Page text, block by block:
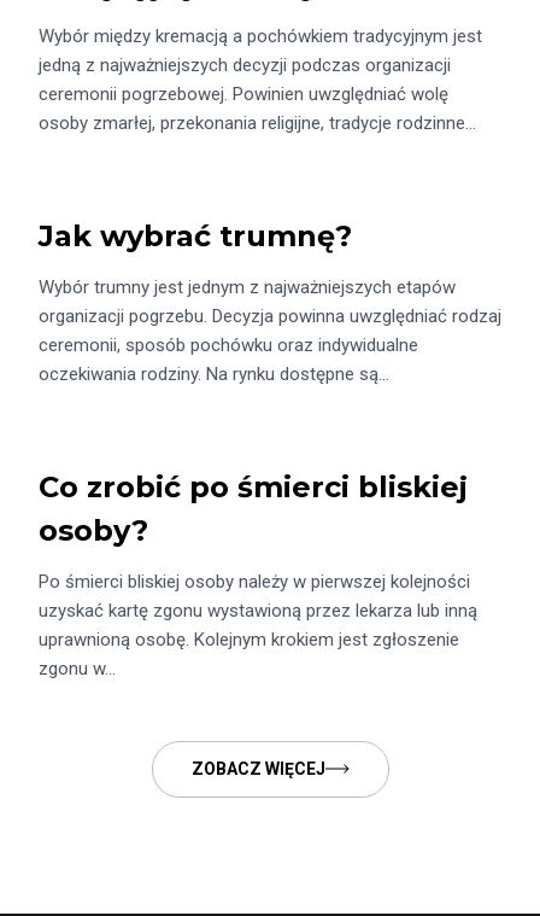
Wybór między kremacją a pochówkiem tradycyjnym jest
jedną z najważniejszych decyzji podczas organizacji
ceremonii pogrzebowej. Powinien uwzględniać wolę
osoby zmarłej, przekonania religijne, tradycje rodzinne…
Jak wybrać trumnę?
Wybór trumny jest jednym z najważniejszych etapów
organizacji pogrzebu. Decyzja powinna uwzględniać rodzaj
ceremonii, sposób pochówku oraz indywidualne
oczekiwania rodziny. Na rynku dostępne są…
Co zrobić po śmierci bliskiej
osoby?
Po śmierci bliskiej osoby należy w pierwszej kolejności
uzyskać kartę zgonu wystawioną przez lekarza lub inną
uprawnioną osobę. Kolejnym krokiem jest zgłoszenie
zgonu w…
ZOBACZ WIĘCEJ